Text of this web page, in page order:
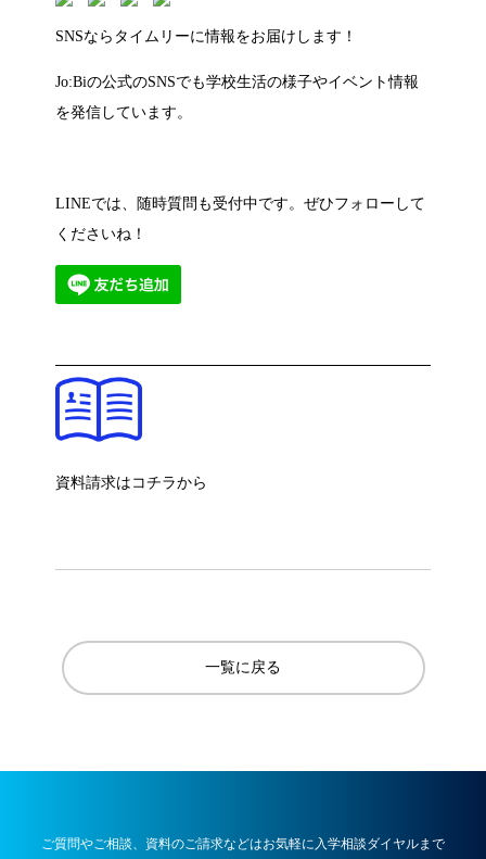
SNSならタイムリーに情報をお届けします！
Jo:Biの公式のSNSでも学校生活の様子やイベント情報
を発信しています。
LINEでは、随時質問も受付中です。ぜひフォローして
くださいね！
資料請求はコチラから
一覧に戻る
ご質問やご相談、資料のご請求などはお気軽に入学相談ダイヤルまで